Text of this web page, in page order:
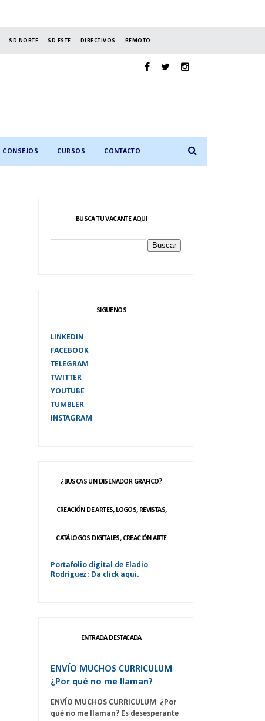
SD NORTE SD ESTE DIRECTIVOS REMOTO
CONSEJOS CURSOS CONTACTO
BUSCA TU VACANTE AQUI
SIGUENOS
LINKEDIN
FACEBOOK
TELEGRAM
TWITTER
YOUTUBE
TUMBLER
INSTAGRAM
¿BUSCAS UN DISEÑADOR GRAFICO?
CREACIÓN DE ARTES, LOGOS, REVISTAS,
CATÁLOGOS DIGITALES, CREACIÓN ARTE
Portafolio digital de Eladio
Rodríguez: Da click aqui.
ENTRADA DESTACADA
ENVÍO MUCHOS CURRICULUM
¿Por qué no me llaman?
ENVÍO MUCHOS CURRICULUM ¿Por
qué no me llaman? Es desesperante